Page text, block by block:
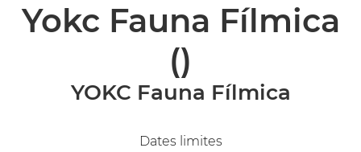
Yokc Fauna Fílmica
()
YOKC Fauna Fílmica
Dates limites